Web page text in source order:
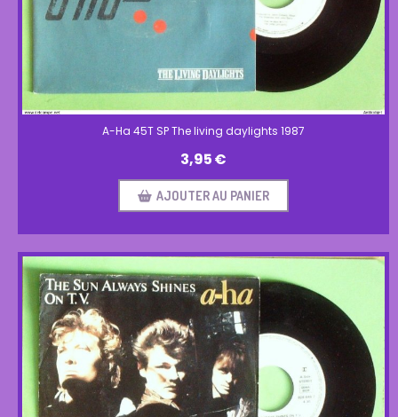
A-Ha 45T SP The living daylights 1987
3,95€
AJOUTER AU PANIER